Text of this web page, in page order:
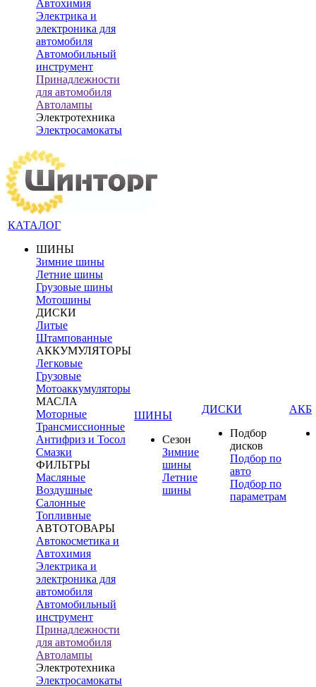
Автохимия
Электрика и
электроника для
автомобиля
Автомобильный
инструмент
Принадлежности
для автомобиля
Автолампы
Электротехника
Электросамокаты
КАТАЛОГ
ШИНЫ
Зимние шины
Летние шины
Грузовые шины
Мотошины
ДИСКИ
Литые
Штампованные
АККУМУЛЯТОРЫ
Легковые
Грузовые
Мотоаккумуляторы
МАСЛА
Моторные
Трансмиссионные
Антифриз и Тосол
Смазки
ФИЛЬТРЫ
Масляные
Воздушные
Салонные
Топливные
АВТОТОВАРЫ
Автокосметика и
Автохимия
Электрика и
электроника для
автомобиля
Автомобильный
инструмент
Принадлежности
для автомобиля
Автолампы
Электротехника
Электросамокаты
ШИНЫ
Сезон
Зимние
шины
Летние
шины
ДИСКИ
Подбор
дисков
Подбор по
авто
Подбор по
параметрам
АКБ